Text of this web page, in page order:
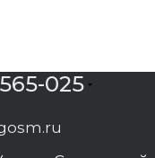
025